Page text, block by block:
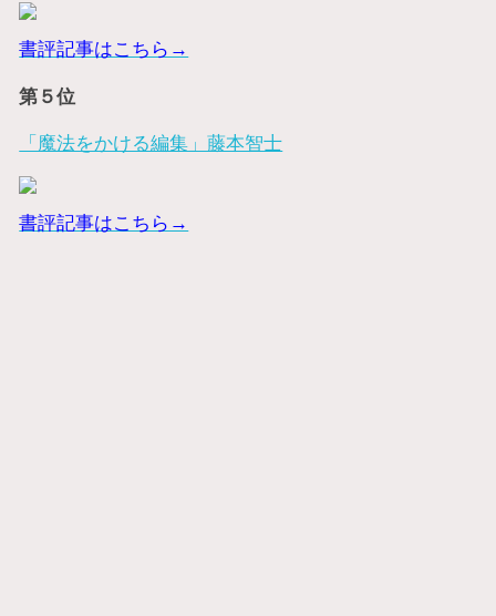
書評記事はこちら→
第５位
「魔法をかける編集」藤本智士
書評記事はこちら→